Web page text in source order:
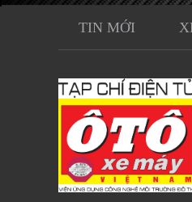
TIN MỚI